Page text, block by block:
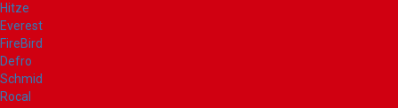
Hitze
Everest
FireBird
Defro
Schmid
Rocal